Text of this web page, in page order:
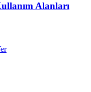
Alanları